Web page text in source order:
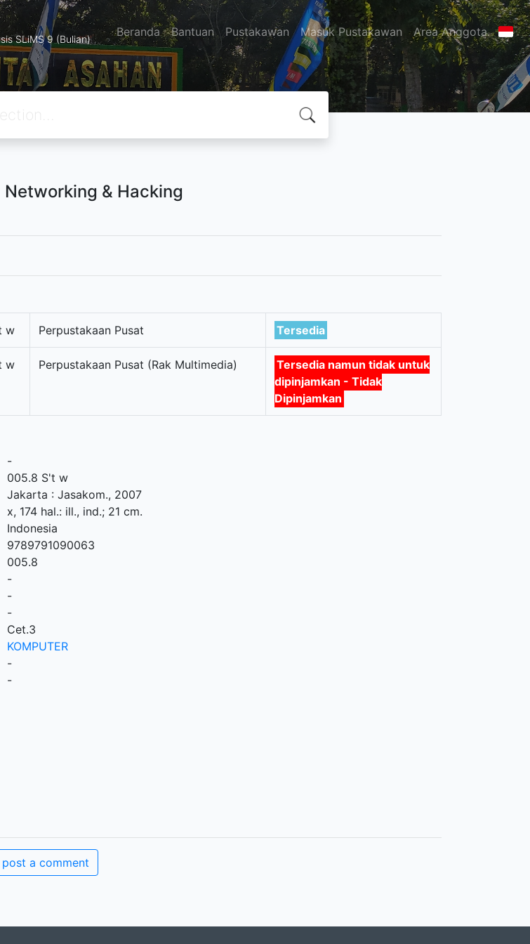
SLiMS 9 (Bulian) Beranda Bantuan Pustakawan Masuk Pustakawan Area Anggota
Networking & Hacking
w Perpustakaan Pusat Tersedia
w Perpustakaan Pusat (Rak Multimedia)
Tersedia namun tidak untuk
dipinjamkan - Tidak
Dipinjamkan
-
005.8 S't w
Jakarta : Jasakom., 2007
x, 174 hal.: ill., ind.; 21 cm.
Indonesia
9789791090063
005.8
-
-
-
Cet.3
KOMPUTER
-
-
a comment